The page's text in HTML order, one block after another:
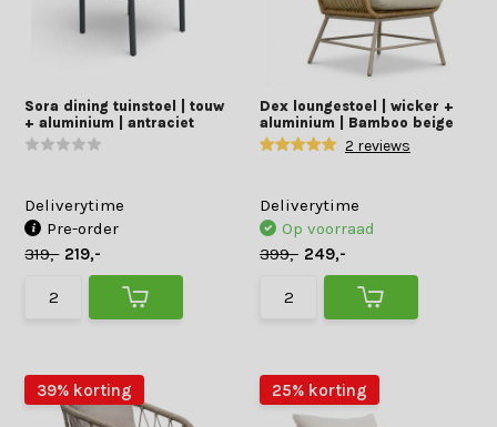
Sora dining tuinstoel | touw
+ aluminium | antraciet
Deliverytime
Pre-order
319,- 219,-
Dex loungestoel | wicker +
aluminium | Bamboo beige
2 reviews
Deliverytime
Op voorraad
399,- 249,-
39% korting 25% korting